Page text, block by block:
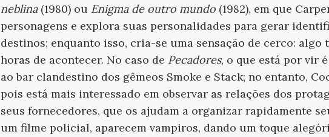
neblina(1980) ou Enigma de outro mundo (1982), em que
personagens e explora suas personalidades para gerar
destinos; enquanto isso, cria-se uma sensação de cerco: algo
horas de acontecer. No caso de Pecadores, o que está por vir
ao bar clandestino dos gêmeos Smoke e Stack; no entanto,
pois está mais interessado em observar as relações dos
seus fornecedores, que os ajudam a organizar rapidamente
um filme policial, aparecem vampiros, dando um toque